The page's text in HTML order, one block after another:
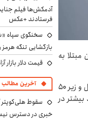
به
محققان مغز و اعصاب در فنلاند برای انجام این مطالعه سوابق پزشکیِ بیش از ۱۰۰۰ داوطلب بزرگسال و زیر ۵۰
افرادی که از سردردهای شدید رنج می‌برند، ۷۰ درصد بیشتر در
آدمکش‌ها فیلم
فرستادند +عکس
سخنگوی سپاه
بازگشایی تنگه هرمز
قیمت دلار بازار آزاد
آخرین مطالب
سقوط هلی‌کوپتر
خبری در دسترس